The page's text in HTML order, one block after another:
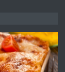
преди 1 година